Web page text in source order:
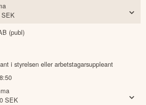
SEK
(publ)
i styrelsen eller arbetstagarsuppleant
SEK